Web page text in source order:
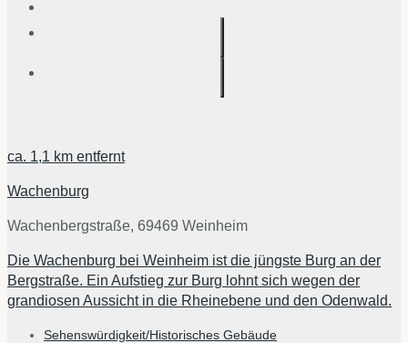
ca. 1,1 km entfernt
Wachenburg
Wachenbergstraße, 69469 Weinheim
Die Wachenburg bei Weinheim ist die jüngste Burg an der
Bergstraße. Ein Aufstieg zur Burg lohnt sich wegen der
grandiosen Aussicht in die Rheinebene und den Odenwald.
Sehenswürdigkeit/Historisches Gebäude